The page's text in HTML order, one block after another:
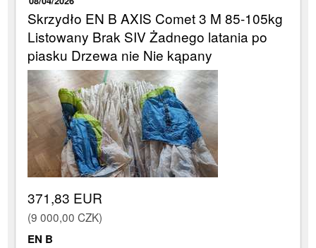
Skrzydło EN B AXIS Comet 3 M 85-105kg
Listowany Brak SIV Żadnego latania po
piasku Drzewa nie Nie kąpany
371,83 EUR
(9 000,00 CZK)
EN B